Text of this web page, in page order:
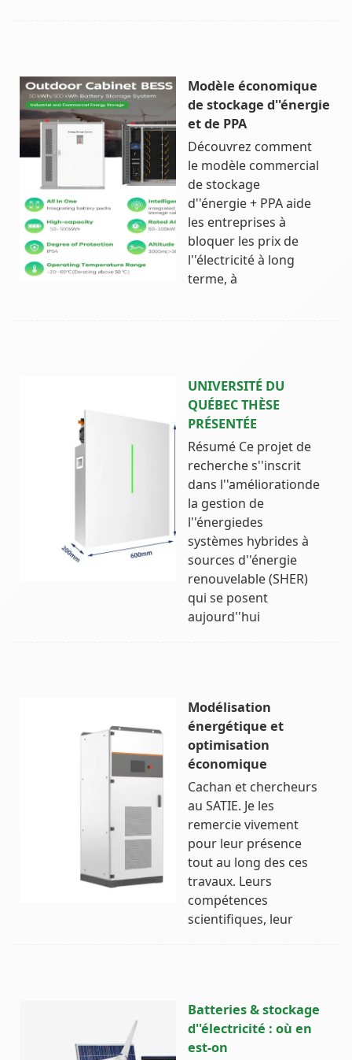
Modèle économique
de stockage d''énergie
et de PPA
Découvrez comment
le modèle commercial
de stockage
d''énergie + PPA aide
les entreprises à
bloquer les prix de
l''électricité à long
terme, à
UNIVERSITÉ DU
QUÉBEC THÈSE
PRÉSENTÉE
Résumé Ce projet de
recherche s''inscrit
dans l''améliorationde
la gestion de
l''énergiedes
systèmes hybrides à
sources d''énergie
renouvelable (SHER)
qui se posent
aujourd''hui
Modélisation
énergétique et
optimisation
économique
Cachan et chercheurs
au SATIE. Je les
remercie vivement
pour leur présence
tout au long des ces
travaux. Leurs
compétences
scientifiques, leur
Batteries & stockage
d''électricité : où en
est-on